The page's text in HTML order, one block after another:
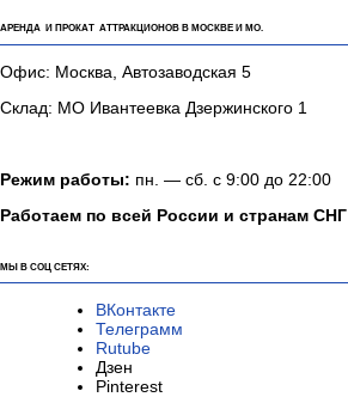
АРЕНДА И ПРОКАТ АТТРАКЦИОНОВ В МОСКВЕ И МО.
Офис: Москва, Автозаводская 5
Склад: МО Ивантеевка Дзержинского 1
Режим работы: пн. — сб. с 9:00 до 22:00
Работаем по всей России и странам СНГ
МЫ В СОЦ СЕТЯХ:
ВКонтакте
Телеграмм
Rutube
Дзен
Pinterest